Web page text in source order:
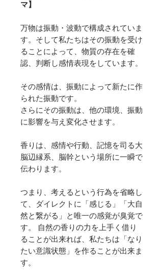
マ】
万物は振動・波動で構成されていま
す。そして私たちはその振動を受け
ることによって、物質の存在を確
認、判断し感情表現をしています。
その感情は、振動によって新たに作
られた振動です。
さらにその振動は、他の環境、振動
に影響を与え変化させます。
香りは、感情や行動、記憶を司る大
脳辺縁系、脳幹という場所に一瞬で
伝わります。
つまり、考えるという行為を省略し
て、ダイレクトに「感じる」「大自
然と繋がる」と唯一の感覚が臭覚で
す。 自然の香りの力を上手く借り
ることが出来れば、私たちは「なり
たい意識状態」を作ることが出来ま
す。